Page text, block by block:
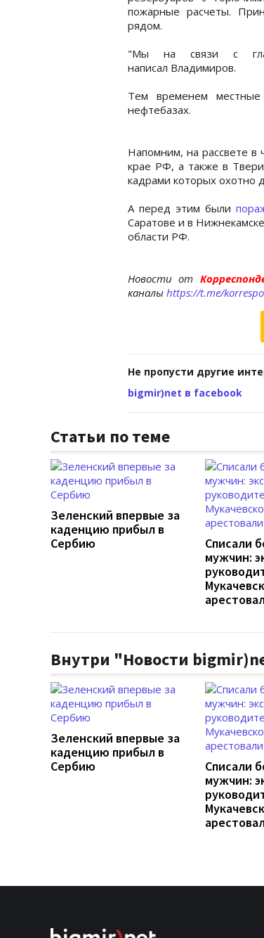
пожарные расчеты.
рядом.
"Мы на связи с
написал Владимиров.
Тем временем местные
нефтебазах.
Напомним, на рассвете в
крае РФ, а также в Твери
кадрами которых охотно
А перед этим были
Саратове и в
области РФ.
Новости от
каналы https://t.me/
Не пропусти другие
bigmir)net в facebook
Статьи по теме
Зеленский впервые за
каденцию прибыл в
Сербию
Списали
мужчин:
Внутри "Новости
Зеленский впервые за
каденцию прибыл в
Сербию
Списали
мужчин: